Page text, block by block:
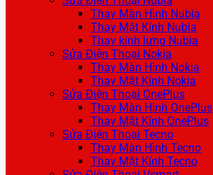
Thay Màn Hình Nubia
Thay Mặt Kính Nubia
Thay kính lưng Nubia
Sửa Điện Thoại Nokia
Thay Màn Hình Nokia
Thay Mặt Kính Nokia
Sửa Điện Thoại OnePlus
Thay Màn Hình OnePlus
Thay Mặt Kính OnePlus
Sửa Điện Thoại Tecno
Thay Màn Hình Tecno
Thay Mặt Kính Tecno